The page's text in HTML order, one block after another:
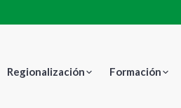
Regionalización Formación